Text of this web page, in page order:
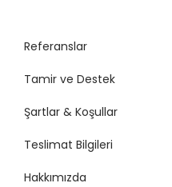
Referanslar
Tamir ve Destek
Şartlar & Koşullar
Teslimat Bilgileri
Hakkımızda